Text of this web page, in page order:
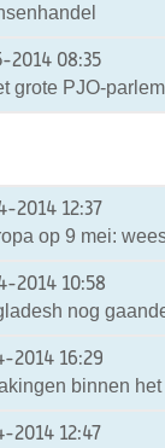
2014 08:35
grote PJO-
2014 12:37
op 9 mei:
2014 10:58
nog
2014 16:29
binnen het
2014 12:47